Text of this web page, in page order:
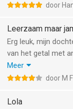
door
Leerzaam maar
Erg leuk, mijn
van het getal met
goed te spelen.
taal te gaan en
Meer
door M
Lola